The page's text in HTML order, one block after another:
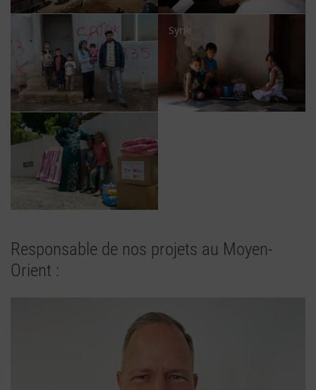
Syrie
Responsable de nos projets au Moyen-
Orient :